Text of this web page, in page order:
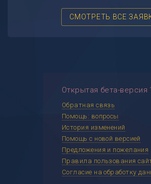
СМОТРЕТЬ ВСЕ
Открытая бета-версия
Обратная связь
Помощь: вопросы
История изменений
Помощь с новой версией
Предложения и пожелания
Правила пользования
Согласие на обработку